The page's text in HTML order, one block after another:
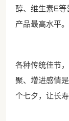
醇、维生素E等
产品最高水平。
各种传统佳节
聚、增进感情
个七夕，让长